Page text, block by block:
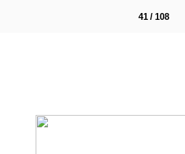
41 / 108